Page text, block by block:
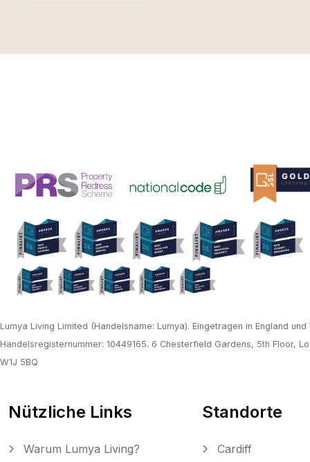
Lumya Living Limited (Handelsname: Lumya). Eingetragen in England und
Handelsregisternummer: 10449165. 6 Chesterfield Gardens, 5th Floor,
W1J 5BQ
Nützliche Links
Warum Lumya Living?
Standorte
Cardiff